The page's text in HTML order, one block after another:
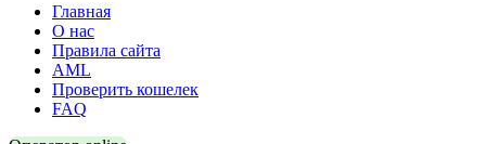
Главная
О нас
Правила сайта
AML
Проверить кошелек
FAQ